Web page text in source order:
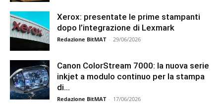
Xerox: presentate le prime stampanti
dopo l’integrazione di Lexmark
Redazione BitMAT - 29/06/2026
Canon ColorStream 7000: la nuova serie
inkjet a modulo continuo per la stampa
di...
Redazione BitMAT - 17/06/2026